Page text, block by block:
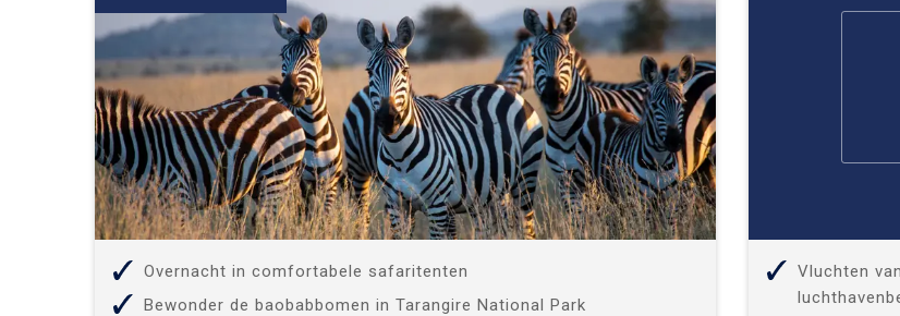
Overnacht in comfortabele safaritenten
Bewonder de baobabbomen in Tarangire National Park
Vluchten